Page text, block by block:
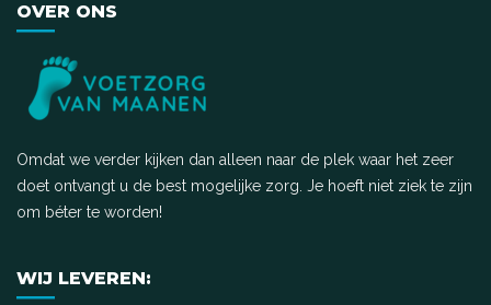
OVER ONS
Omdat we verder kijken dan alleen naar de plek waar het zeer
doet ontvangt u de best mogelijke zorg. Je hoeft niet ziek te zijn
om béter te worden!
WIJ LEVEREN: